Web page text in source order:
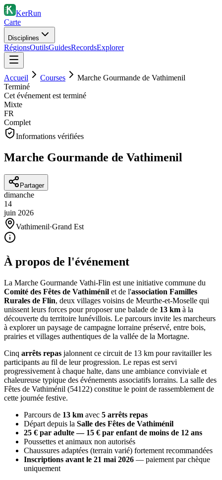
KerRun
Carte
Disciplines
RégionsOutilsGuidesRecordsExplorer
Accueil Courses
Marche Gourmande de Vathimenil
Terminé
Cet événement est terminé
Mixte
FR
Complet
Informations vérifiées
Marche Gourmande de Vathimenil
Partager
dimanche
14
juin 2026
Vathimenil·Grand Est
À propos de l'événement
La Marche Gourmande Vathi-Flin est une initiative commune du
Comité des Fêtes de Vathiménil et de l'association Familles
Rurales de Flin, deux villages voisins de Meurthe-et-Moselle qui
unissent leurs forces pour proposer une balade de 13 km à la
découverte du territoire lunévillois. Le parcours invite les marcheurs
à explorer un paysage de campagne lorraine préservé, entre bois,
prairies et villages authentiques de la vallée de la Mortagne.
Cinq arrêts repas jalonnent ce circuit de 13 km pour ravitailler les
participants au fil de leur progression. Le repas est servi
progressivement à chaque halte, dans une ambiance conviviale et
chaleureuse typique des événements associatifs lorrains. La salle des
Fêtes de Vathiménil (54122) constitue le point de rassemblement de
cette journée festive.
Parcours de 13 km avec 5 arrêts repas
Départ depuis la Salle des Fêtes de Vathiménil
25 € par adulte — 15 € par enfant de moins de 12 ans
Poussettes et animaux non autorisés
Chaussures adaptées (terrain varié) fortement recommandées
Inscriptions avant le 21 mai 2026 — paiement par chèque
uniquement